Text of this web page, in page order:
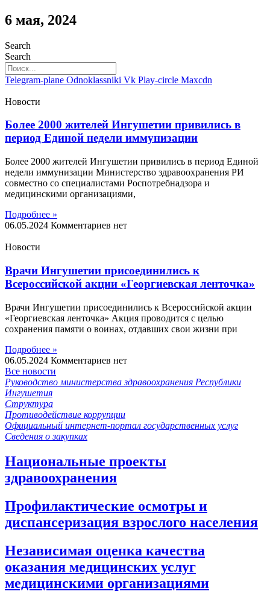
6 мая, 2024
Search
Search
Telegram-plane Odnoklassniki Vk Play-circle Maxcdn
Новости
Более 2000 жителей Ингушетии привились в
период Единой недели иммунизации
Более 2000 жителей Ингушетии привились в период Единой
недели иммунизации Министерство здравоохранения РИ
совместно со специалистами Роспотребнадзора и
медицинскими организациями,
Подробнее »
06.05.2024 Комментариев нет
Новости
Врачи Ингушетии присоединились к
Всероссийской акции «Георгиевская ленточка»
Врачи Ингушетии присоединились к Всероссийской акции
«Георгиевская ленточка» Акция проводится с целью
сохранения памяти о воинах, отдавших свои жизни при
Подробнее »
06.05.2024 Комментариев нет
Все новости
Руководство министерства здравоохранения Республики
Ингушетия
Структура
Противодействие коррупции
Официальный интернет-портал государственных услуг
Сведения о закупках
Национальные проекты
здравоохранения
Профилактические осмотры и
диспансеризация взрослого населения
Независимая оценка качества
оказания медицинских услуг
медицинскими организациями